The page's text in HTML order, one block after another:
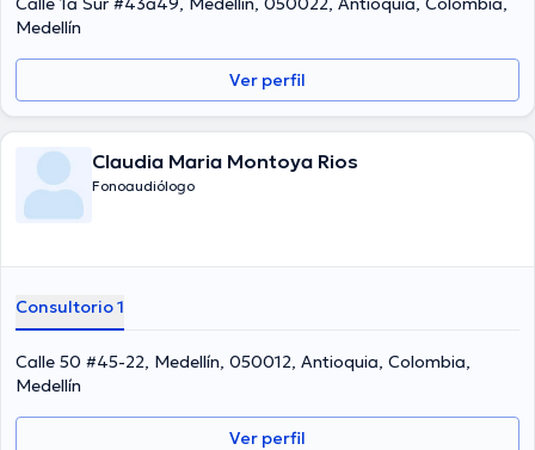
Medellín
Ver perfil
Claudia Maria Montoya Rios
Fonoaudiólogo
Consultorio 1
Calle 50 #45-22, Medellín, 050012, Antioquia, Colombia,
Medellín
Ver perfil